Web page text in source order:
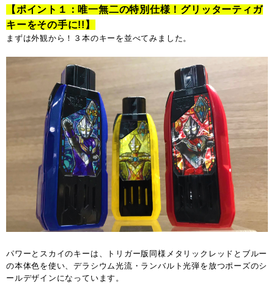
【ポイント１：唯一無二の特別仕様！グリッターティガ
キーをその手に!!】
まずは外観から！３本のキーを並べてみました。
パワーとスカイのキーは、トリガー版同様メタリックレッドとブルー
の本体色を使い、デラシウム光流・ランバルト光弾を放つポーズのシ
ールデザインになっています。